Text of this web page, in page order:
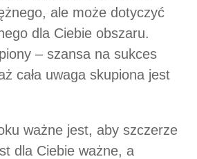
ale może dotyczyć
dla Ciebie obszaru.
– szansa na sukces
cała uwaga skupiona jest
ważne jest, aby szczerze
dla Ciebie ważne, a